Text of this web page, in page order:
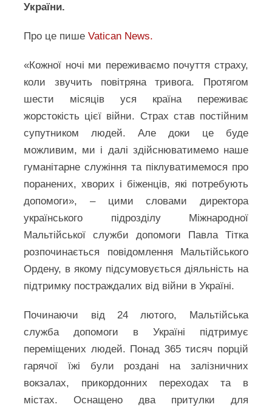
України.
Про це пишеVatican News.
«Кожної ночі ми переживаємо почуття страху,
коли звучить повітряна тривога. Протягом
шести місяців уся країна переживає
жорстокість цієї війни. Страх став постійним
супутником людей. Але доки це буде
можливим, ми і далі здійснюватимемо наше
гуманітарне служіння та піклуватимемося про
поранених, хворих і біженців, які потребують
допомоги», – цими словами директора
українського підрозділу Міжнародної
Мальтійської служби допомоги Павла Тітка
розпочинається повідомлення Мальтійського
Ордену, в якому підсумовується діяльність на
підтримку постраждалих від війни в Україні.
Починаючи від 24 лютого, Мальтійська
служба допомоги в Україні підтримує
переміщених людей. Понад 365 тисяч порцій
гарячої їжі були роздані на залізничних
вокзалах, прикордонних переходах та в
містах. Оснащено два притулки для